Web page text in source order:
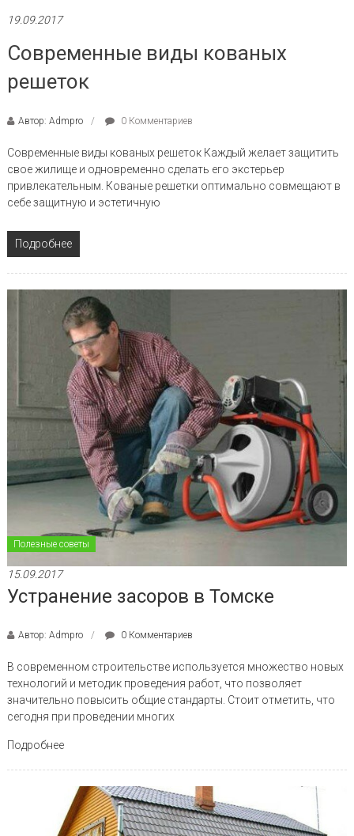
19.09.2017
Современные виды кованых
решеток
Автор: Admpro 0 Комментариев
Современные виды кованых решеток Каждый желает защитить
свое жилище и одновременно сделать его экстерьер
привлекательным. Кованые решетки оптимально совмещают в
себе защитную и эстетичную
Подробнее
Полезные советы
15.09.2017
Устранение засоров в Томске
Автор: Admpro 0 Комментариев
В современном строительстве используется множество новых
технологий и методик проведения работ, что позволяет
значительно повысить общие стандарты. Стоит отметить, что
сегодня при проведении многих
Подробнее